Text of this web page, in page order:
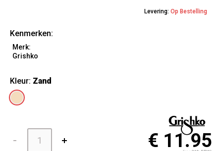
Levering: Op Bestelling
Kenmerken:
Merk:
Grishko
Kleur: Zand
€ 11.95